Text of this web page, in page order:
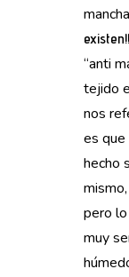
“anti
tejido
nos
es que
hecho
pero
muy